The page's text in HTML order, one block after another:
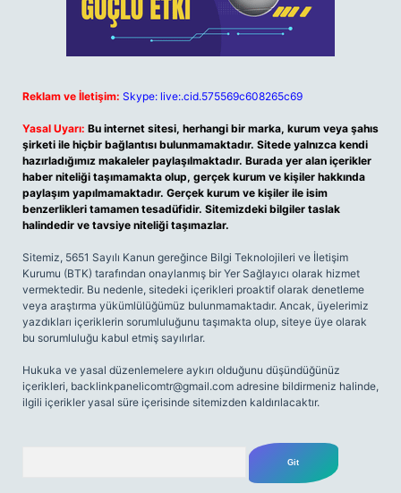
Reklam ve İletişim: Skype: live:.cid.575569c608265c69
Yasal Uyarı: Bu internet sitesi, herhangi bir marka, kurum veya şahıs
şirketi ile hiçbir bağlantısı bulunmamaktadır. Sitede yalnızca kendi
hazırladığımız makaleler paylaşılmaktadır. Burada yer alan içerikler
haber niteliği taşımamakta olup, gerçek kurum ve kişiler hakkında
paylaşım yapılmamaktadır. Gerçek kurum ve kişiler ile isim
benzerlikleri tamamen tesadüfidir. Sitemizdeki bilgiler taslak
halindedir ve tavsiye niteliği taşımazlar.
Sitemiz, 5651 Sayılı Kanun gereğince Bilgi Teknolojileri ve İletişim
Kurumu (BTK) tarafından onaylanmış bir Yer Sağlayıcı olarak hizmet
vermektedir. Bu nedenle, sitedeki içerikleri proaktif olarak denetleme
veya araştırma yükümlülüğümüz bulunmamaktadır. Ancak, üyelerimiz
yazdıkları içeriklerin sorumluluğunu taşımakta olup, siteye üye olarak
bu sorumluluğu kabul etmiş sayılırlar.
Hukuka ve yasal düzenlemelere aykırı olduğunu düşündüğünüz
içerikleri, backlinkpanelicomtr@gmail.com adresine bildirmeniz halinde,
ilgili içerikler yasal süre içerisinde sitemizden kaldırılacaktır.